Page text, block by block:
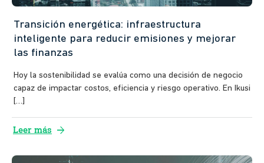
Transición energética: infraestructura
inteligente para reducir emisiones y mejorar
las finanzas
Hoy la sostenibilidad se evalúa como una decisión de negocio
capaz de impactar costos, eficiencia y riesgo operativo. En Ikusi
[…]
Leer más arrow_forward